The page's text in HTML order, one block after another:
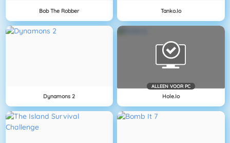
Bob The Robber Tanko.io
Dynamons 2
ALLEEN VOOR PC
Hole.io